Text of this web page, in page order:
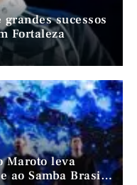
sucessos
Fortaleza
Maroto leva
ao Samba Brasil